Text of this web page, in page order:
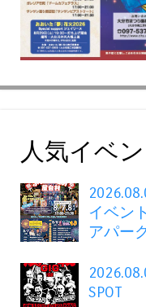
人気イベン
イベン
アパー
SPOT